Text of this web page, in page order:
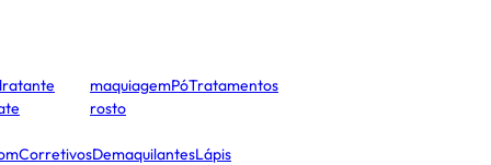
CorretivosDemaquilantesLápis
maquiagemPóTratamentos
rosto